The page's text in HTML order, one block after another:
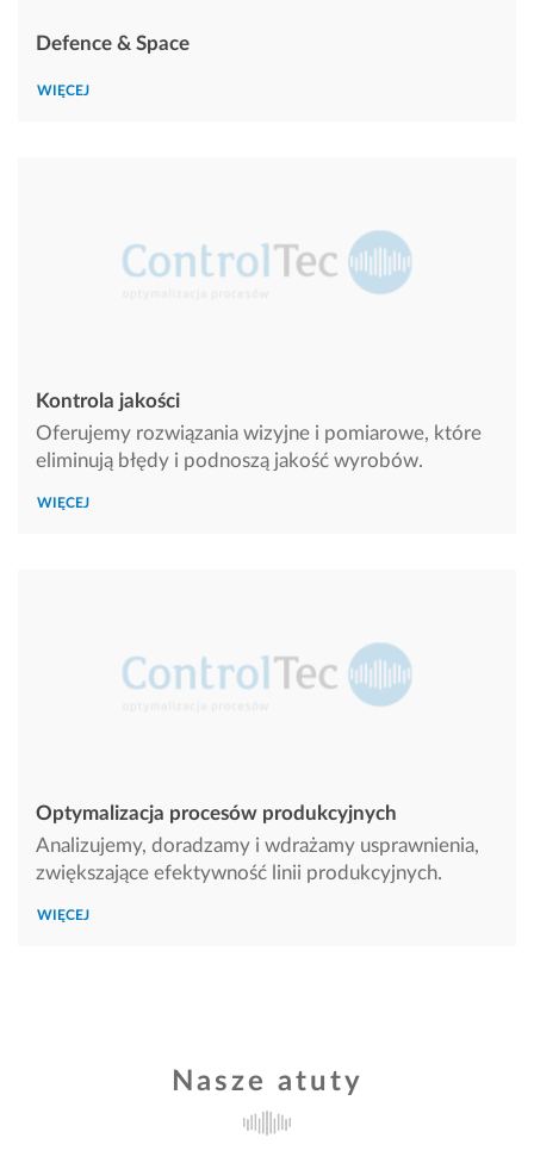
Defence & Space
WIĘCEJ
Kontrola jakości
Oferujemy rozwiązania wizyjne i pomiarowe, które
eliminują błędy i podnoszą jakość wyrobów.
WIĘCEJ
Optymalizacja procesów produkcyjnych
Analizujemy, doradzamy i wdrażamy usprawnienia,
zwiększające efektywność linii produkcyjnych.
WIĘCEJ
Nasze atuty
Automatyzacja
procesów
Systemy IT/IO